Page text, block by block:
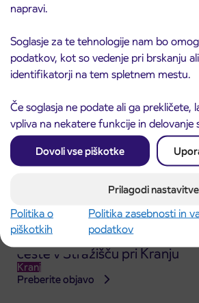
napravi.
Soglasje za te tehnologije nam bo
podatkov, kot so vedenje pri brskanju
identifikatorji na tem spletnem mestu.
Če soglasja ne podate ali ga prekličete,
vpliva na nekatere funkcije in delovanje
Dovoli vse piškotke
Prilagodi nastavitve
Politika o
piškotkih
Politika zasebnosti in
podatkov
Kranj
Obvestilo o popolni zapori
ceste v Stražišču pri Kranju
Kranj
Preberite objavo